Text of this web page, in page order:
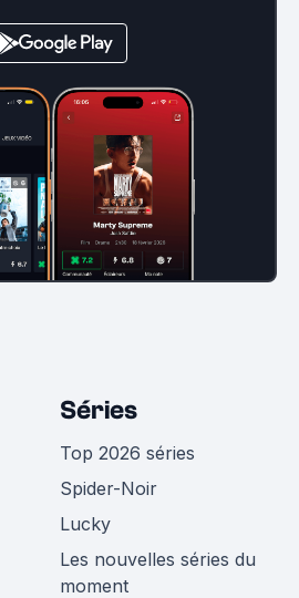
Séries
Top 2026 séries
Spider-Noir
Lucky
Les nouvelles séries du
moment